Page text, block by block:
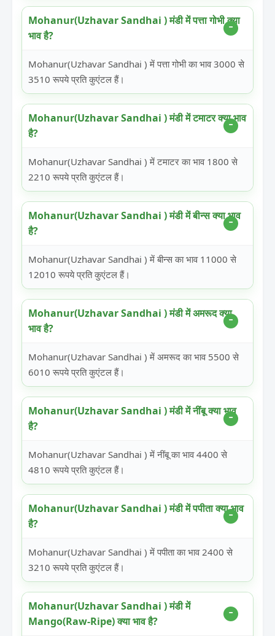
Mohanur(Uzhavar Sandhai ) मंडी में पत्ता गोभी क्या
भाव है?
Mohanur(Uzhavar Sandhai ) में पत्ता गोभी का भाव 3000 से
3510 रूपये प्रति कुएंटल हैं।
Mohanur(Uzhavar Sandhai ) मंडी में टमाटर क्या भाव
है?
Mohanur(Uzhavar Sandhai ) में टमाटर का भाव 1800 से
2210 रूपये प्रति कुएंटल हैं।
Mohanur(Uzhavar Sandhai ) मंडी में बीन्स क्या भाव
है?
Mohanur(Uzhavar Sandhai ) में बीन्स का भाव 11000 से
12010 रूपये प्रति कुएंटल हैं।
Mohanur(Uzhavar Sandhai ) मंडी में अमरूद क्या
भाव है?
Mohanur(Uzhavar Sandhai ) में अमरूद का भाव 5500 से
6010 रूपये प्रति कुएंटल हैं।
Mohanur(Uzhavar Sandhai ) मंडी में नींबू क्या भाव
है?
Mohanur(Uzhavar Sandhai ) में नींबू का भाव 4400 से
4810 रूपये प्रति कुएंटल हैं।
Mohanur(Uzhavar Sandhai ) मंडी में पपीता क्या भाव
है?
Mohanur(Uzhavar Sandhai ) में पपीता का भाव 2400 से
3210 रूपये प्रति कुएंटल हैं।
Mohanur(Uzhavar Sandhai ) मंडी में
Mango(Raw-Ripe) क्या भाव है?